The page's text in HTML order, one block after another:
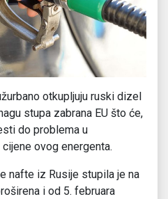
otkupljuju ruski dizel
stupa zabrana EU što će,
do problema u
ovog energenta.
nafte iz Rusije stupila je na
i od 5. februara